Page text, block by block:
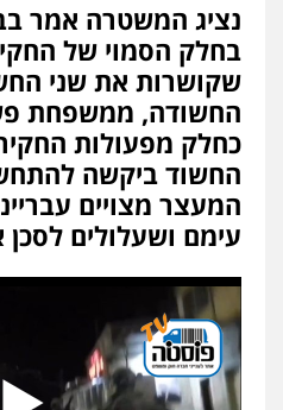
עו"ד דפנה
משפחה גישור
0507206063
עו"ד זוהר
פלילי פשיעה
קטינים
0538788878
פלילי
חמורה
0526885006
נציג המשטרה אמר
בחלק הסמוי של
שקושרות את שני
החשודה, ממשפחת
כחלק מפעולות
החשוד ביקשה
המעצר מצויים
עימם ושעלולים לסכן